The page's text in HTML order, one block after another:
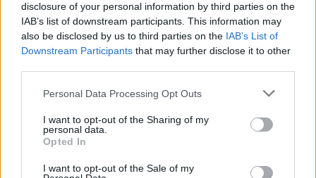
disclosure of your personal information by third parties on the
IAB’s list of downstream participants. This information may
also be disclosed by us to third parties on the IAB’s List of
Downstream Participants that may further disclose it to other
Please note that this website/app uses one or more Google
not limited to your visit or usage behaviour. You may click to
grant or deny consent to Google and its third-party tags to
use your data for below specified purposes in below Google
consent section.
Personal Data Processing Opt Outs
I want to opt-out of the Sharing of my
personal data.
Opted In
I want to opt-out of the Sale of my
Kövess minket a Facebookon
Parc Fermé
9 órája
MotoGP: Bezzecchi közel egy másodpercet javított a